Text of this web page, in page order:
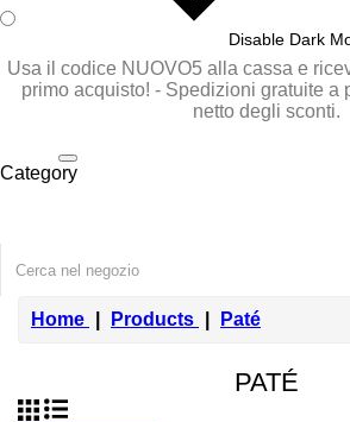
Disable Dark
Usa il codice NUOVO5 alla cassa e
primo acquisto! - Spedizioni gratuite a
netto degli sconti.
Category
Home Products Paté
PATÉ